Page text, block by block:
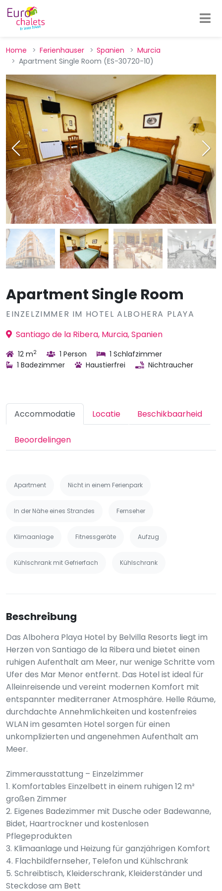
Home Ferienhauser Spanien
Murcia
Apartment Single Room (ES-30720-10)
Apartment Single Room
EINZELZIMMER IM HOTEL ALBOHERA PLAYA
Santiago de la Ribera, Murcia, Spanien
12 m2 1 Person
1 Schlafzimmer
1 Badezimmer
Haustierfrei Nichtraucher
Accommodatie Locatie Beschikbaarheid
Beoordelingen
Apartment Nicht in einem Ferienpark
In der Nähe eines Strandes Fernseher
Klimaanlage Fitnessgeräte Aufzug
Kühlschrank mit Gefrierfach Kühlschrank
Beschreibung
Das Albohera Playa Hotel by Belvilla Resorts liegt im
Herzen von Santiago de la Ribera und bietet einen
ruhigen Aufenthalt am Meer, nur wenige Schritte vom
Ufer des Mar Menor entfernt. Das Hotel ist ideal für
Alleinreisende und vereint modernen Komfort mit
entspannter mediterraner Atmosphäre. Helle Räume,
durchdachte Annehmlichkeiten und kostenfreies
WLAN im gesamten Hotel sorgen für einen
unkomplizierten und angenehmen Aufenthalt am
Meer.
Zimmerausstattung – Einzelzimmer
1. Komfortables Einzelbett in einem ruhigen 12 m²
großen Zimmer
2. Eigenes Badezimmer mit Dusche oder Badewanne,
Bidet, Haartrockner und kostenlosen
Pflegeprodukten
3. Klimaanlage und Heizung für ganzjährigen Komfort
4. Flachbildfernseher, Telefon und Kühlschrank
5. Schreibtisch, Kleiderschrank, Kleiderständer und
Steckdose am Bett